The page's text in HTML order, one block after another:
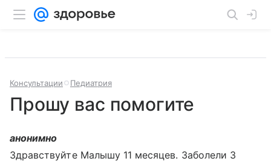
Консультации Педиатрия
Прошу вас помогите
анонимно
Здравствуйте Малышу 11 месяцев. Заболели 3